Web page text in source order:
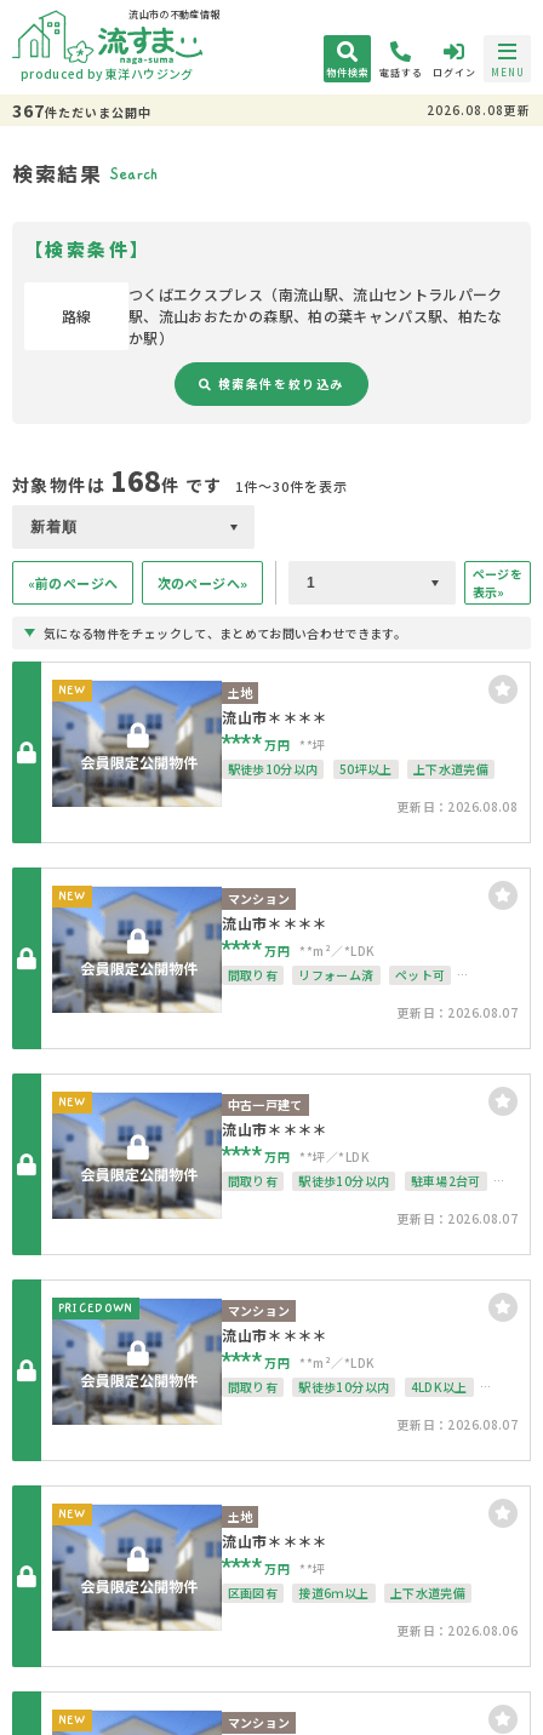
流山市の不動産情報
produced by 東洋ハウジング 物件検索 電話する ログイン MENU
367件ただいま公開中 2026.08.08更新
検索結果 Search
【検索条件】
路線
つくばエクスプレス（南流山駅、流山セントラルパーク
駅、流山おおたかの森駅、柏の葉キャンパス駅、柏たな
か駅）
検索条件を絞り込み
対象物件は 168件 です 1件〜30件を表示
«前のページへ 次のページへ»
ページを
表示»
気になる物件をチェックして、まとめてお問い合わせできます。
NEW 土地
流山市＊＊＊＊
****万円 **坪
駅徒歩10分以内
50坪以上 上下水道完備
更新日：2026.08.08
NEW マンション
流山市＊＊＊＊
****万円 **m²
*LDK
間取り有
リフォーム済
ペット可
更新日：2026.08.07
NEW 中古一戸建て
流山市＊＊＊＊
****万円 **坪
*LDK
間取り有
駅徒歩10分以内
駐車場2台可
更新日：2026.08.07
PRICEDOWN マンション
流山市＊＊＊＊
****万円 **m²
*LDK
間取り有
駅徒歩10分以内
4LDK以上
更新日：2026.08.07
NEW 土地
流山市＊＊＊＊
****万円 **坪
区画図有
接道6ｍ以上 上下水道完備
更新日：2026.08.06
NEW マンション